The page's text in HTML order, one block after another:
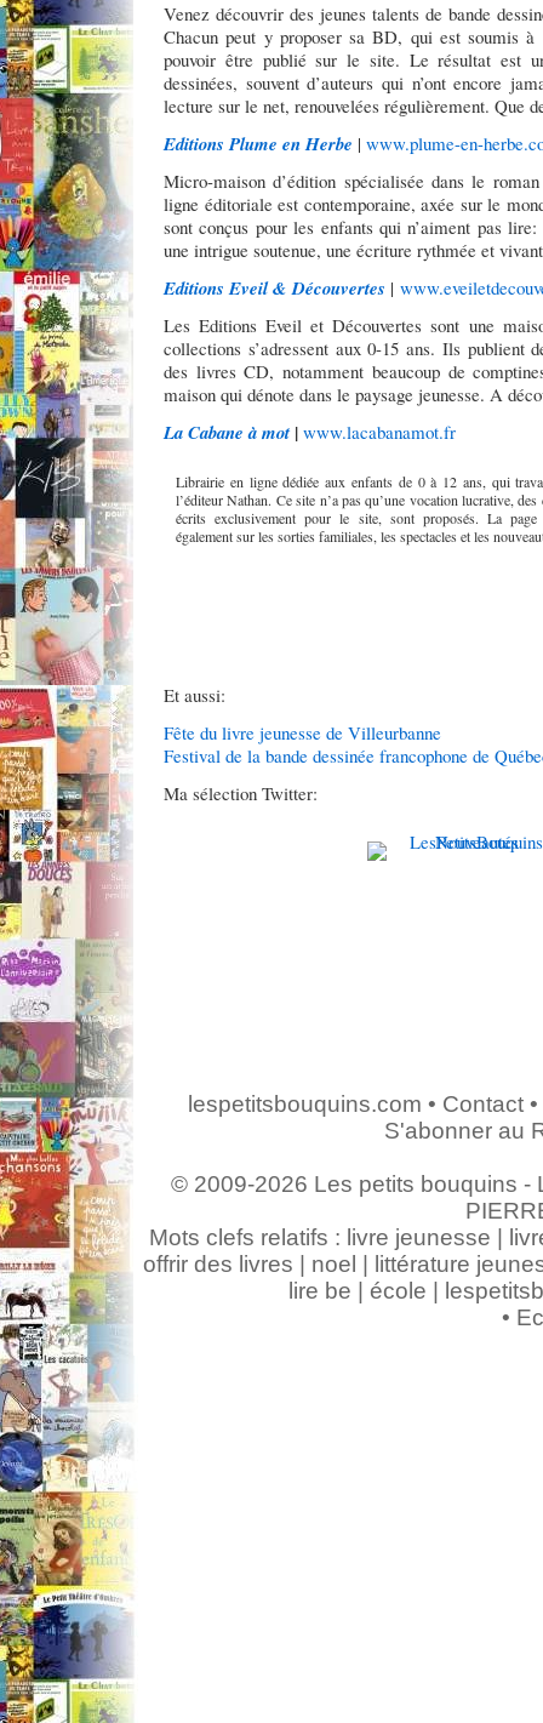
Venez découvrir des jeunes talents de bande
Chacun peut y proposer sa BD, qui est soumis
pouvoir être publié sur le site. Le résultat est
dessinées, souvent d’auteurs qui n’ont encore
lecture sur le net, renouvelées régulièrement. Que
Editions Plume en Herbe | www.plume-en-
Micro-maison d’édition spécialisée dans le
ligne éditoriale est contemporaine, axée sur le
sont conçus pour les enfants qui n’aiment pas
une intrigue soutenue, une écriture rythmée et
Editions Eveil & Découvertes |
Les Editions Eveil et Découvertes sont une
collections s’adressent aux 0-15 ans. Ils publient
des livres CD, notamment beaucoup de
maison qui dénote dans le paysage jeunesse. A
La Cabane à mot| www.lacabanamot.fr
Librairie en ligne dédiée aux enfants de 0 à 12 ans, qui
l’éditeur Nathan. Ce site n’a pas qu’une vocation lucrative,
écrits exclusivement pour le site, sont proposés. La page
également sur les sorties familiales, les spectacles et les
Et aussi:
Fête du livre jeunesse de Villeurbanne
Festival de la bande dessinée francophone de
Ma sélection Twitter:
lespetitsbouquins.com • Contact•
S'abonner au
© 2009-2026 Les petits bouquins -
Mots clefs relatifs : livre jeunesse |
offrir des livres | noel | littérature
lire be | école |
•